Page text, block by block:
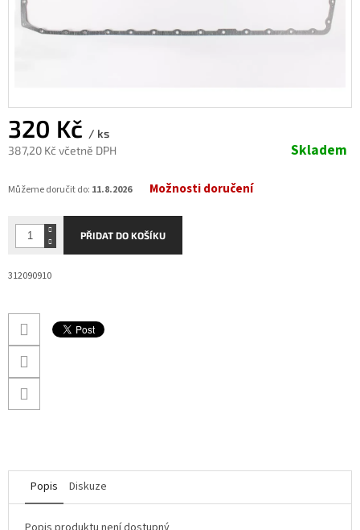
320 Kč / ks
387,20 Kč včetně DPH
cena:
Skladem
Můžeme doručit do: 11.8.2026 Možnosti doručení
PŘIDAT DO KOŠÍKU
312090910
Popis Diskuze